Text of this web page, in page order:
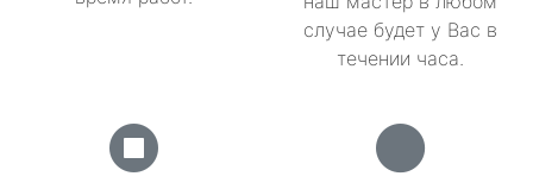
случае будет у Вас в
течении часа.